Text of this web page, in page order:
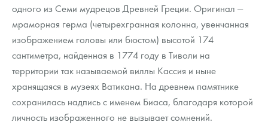
одного из Семи мудрецов Древней Греции. Оригинал —
мраморная герма (четырехгранная колонна, увенчанная
изображением головы или бюстом) высотой 174
сантиметра, найденная в 1774 году в Тиволи на
территории так называемой виллы Кассия и ныне
хранящаяся в музеях Ватикана. На древнем памятнике
сохранилась надпись с именем Биаса, благодаря которой
личность изображенного не вызывает сомнений.